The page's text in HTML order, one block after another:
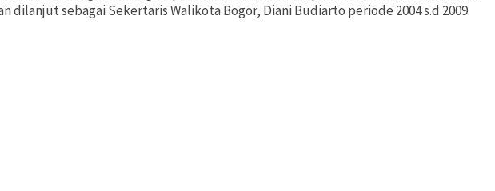
dilanjut sebagai Sekertaris Walikota Bogor, Diani Budiarto periode 2004 s.d 2009.